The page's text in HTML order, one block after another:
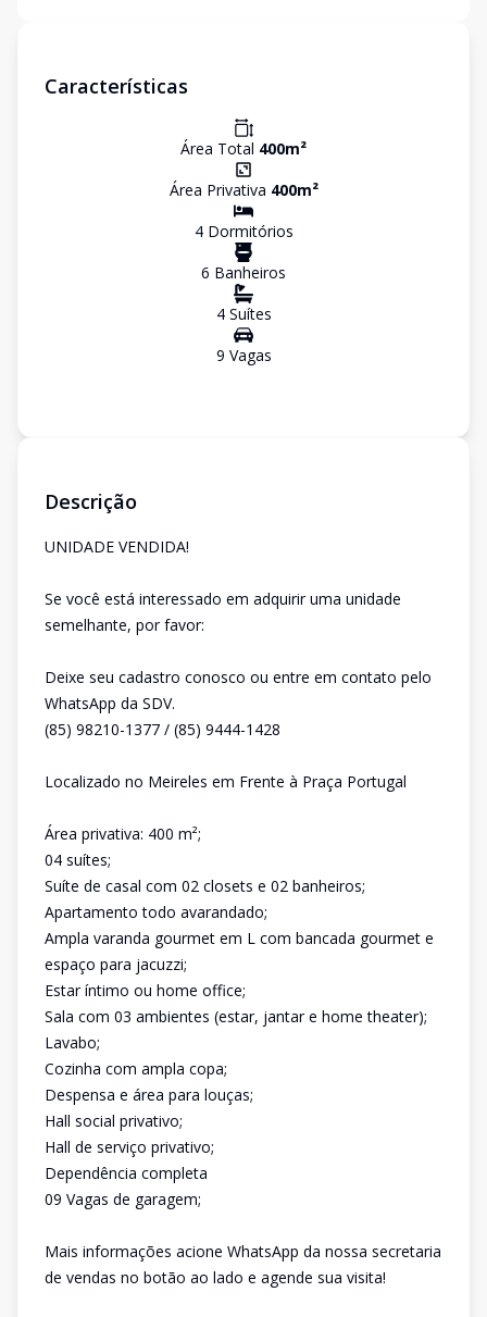
Características
Área Total 400m²
Área Privativa 400m²
4Dormitórios
6 Banheiros
4Suítes
9 Vagas
Descrição
UNIDADE VENDIDA!
Se você está interessado em adquirir uma unidade
semelhante, por favor:
Deixe seu cadastro conosco ou entre em contato pelo
WhatsApp da SDV.
(85) 98210-1377 / (85) 9444-1428
Localizado no Meireles em Frente à Praça Portugal
Área privativa: 400 m²;
04 suítes;
Suíte de casal com 02 closets e 02 banheiros;
Apartamento todo avarandado;
Ampla varanda gourmet em L com bancada gourmet e
espaço para jacuzzi;
Estar íntimo ou home office;
Sala com 03 ambientes (estar, jantar e home theater);
Lavabo;
Cozinha com ampla copa;
Despensa e área para louças;
Hall social privativo;
Hall de serviço privativo;
Dependência completa
09 Vagas de garagem;
Mais informações acione WhatsApp da nossa secretaria
de vendas no botão ao lado e agende sua visita!